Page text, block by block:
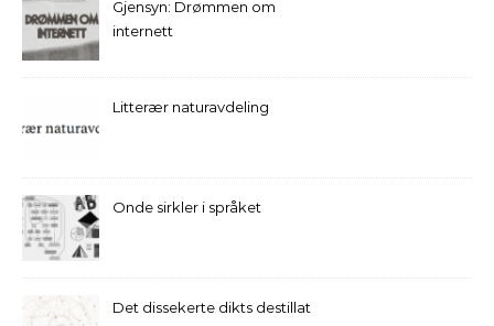
Gjensyn: Drømmen om
internett
Litterær naturavdeling
Onde sirkler i språket
Det dissekerte dikts destillat